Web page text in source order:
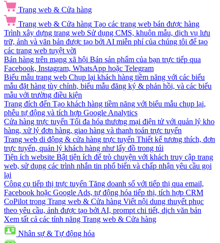
Trang web & Cửa hàng
Trang web & Cửa hàng Tạo các trang web bán được hàng
Trình xây dựng trang web Sử dụng CMS, khuôn mẫu, dịch vụ lưu
trữ, ảnh và văn bản được tạo bởi AI miễn phí của chúng tôi để tạo
các trang web tuyệt vời
Bán hàng trên mạng xã hội Bán sản phẩm của bạn trực tiếp qua
Facebook, Instagram, WhatsApp hoặc Telegram
Biểu mẫu trang web Chụp lại khách hàng tiềm năng với các biểu
mẫu đặt hàng tùy chỉnh, biểu mẫu đăng ký & phản hồi, và các biểu
mẫu với trường điều kiện
Trang đích đến Tạo khách hàng tiềm năng với biểu mẫu chụp lại,
phễu tự động và tích hợp Google Analytics
Cửa hàng trực tuyến Tối đa hóa thương mại điện tử với quản lý kho
hàng, xử lý đơn hàng, giao hàng và thanh toán trực tuyến
Trang web di động & cửa hàng trực tuyến Thiết kế tương thích, đơn
trực tuyến, quản lý khách hàng như lấy đồ trong túi
Tiện ích website Bật tiện ích để trò chuyện với khách truy cập trang
web, sử dụng các trình nhắn tin phổ biến và chấp nhận yêu cầu gọi
lại
Công cụ tiếp thị trực tuyến Tăng doanh số với tiếp thị qua email,
Facebook hoặc Google Ads, tự động hóa tiếp thị, tích hợp CRM
CoPilot trong Trang web & Cửa hàng Viết nội dung thuyết phục
theo yêu cầu, ảnh được tạo bởi AI, prompt chi tiết, dịch văn bản
Xem tất cả các tính năng Trang web & Cửa hàng
Nhân sự & Tự động hóa